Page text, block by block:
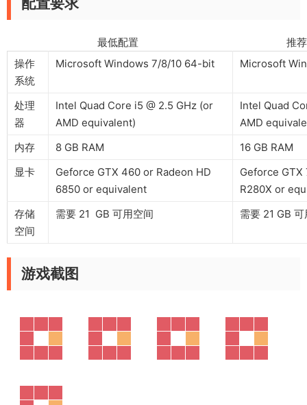
最低配置 推荐配
操作
系统
Microsoft Windows 7/8/10 64-bit Microsoft
处理
器
Intel Quad Core i5 @ 2.5 GHz (or
AMD equivalent)
Intel Quad
AMD
内存
8 GB RAM
16 GB RAM
显卡
Geforce GTX 460 or Radeon HD
6850 or equivalent
Geforce GTX
R280X or
存储
空间
需要 21 GB 可用空间 需要 21 GB
游戏截图